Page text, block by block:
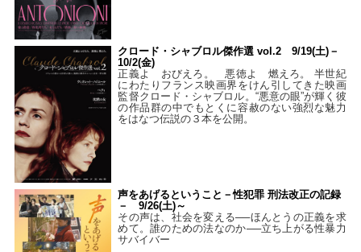
クロード・シャブロル傑作選 vol.2 9/19(土)－
10/2(金)
正義よ おびえろ。 悪徳よ 燃えろ。 半世紀
にわたりフランス映画界をけん引してきた映画
監督クロード・シャブロル。“悪意の眼”が輝く彼
の作品群の中でもとくに容赦のない強烈な魅力
をはなつ伝説の３本を公開。
声をあげるということ－性犯罪 刑法改正の記録
－ 9/26(土)～
その声は、社会を変える──ほんとうの正義を求
めて。誰のための法なのか──立ち上がる性暴力
サバイバー